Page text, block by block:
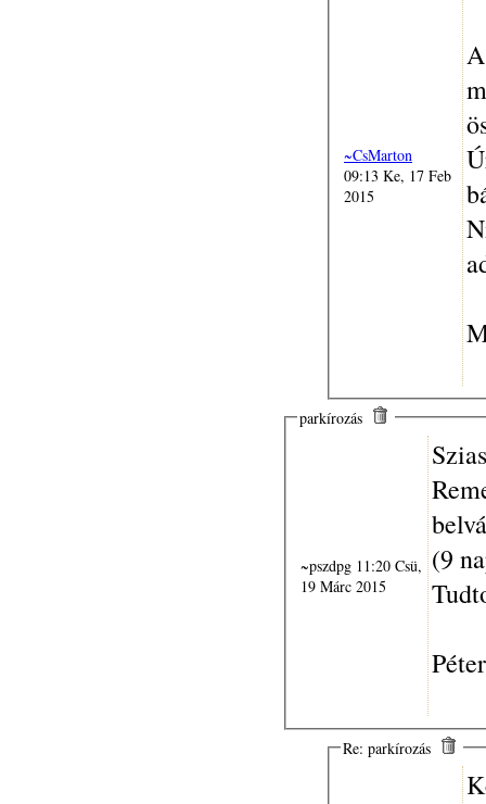
~CsMarton
09:13 Ke, 17 Feb
2015
parkírozás
~pszdpg 11:20 Csü,
19 Márc 2015
(9
Péter
Re: parkírozás